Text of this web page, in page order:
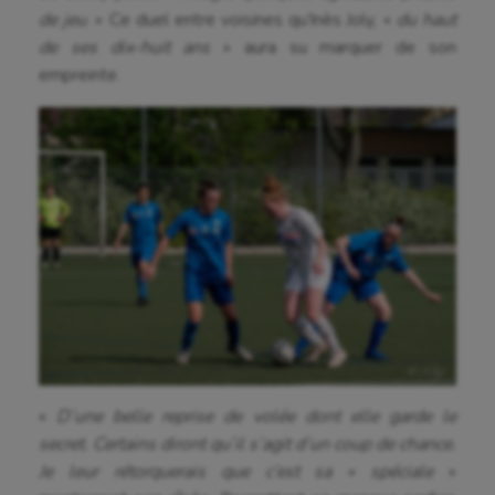
Boules lyonnaises
Cheerleading
Course à pied
Crossfit
Cyclisme
Escalade
de jeu
. » Ce duel entre voisines qu’Inès Joly, «
du haut
de ses dix-huit ans
» aura su marquer de son
empreinte.
D’une belle reprise de volée dont elle garde le
secret. Certains diront qu’il s’agit d’un coup de chance.
Je leur rétorquerais que c’est sa « spéciale